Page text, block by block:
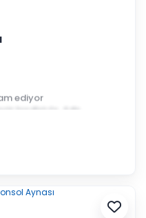
kredisiyle öde